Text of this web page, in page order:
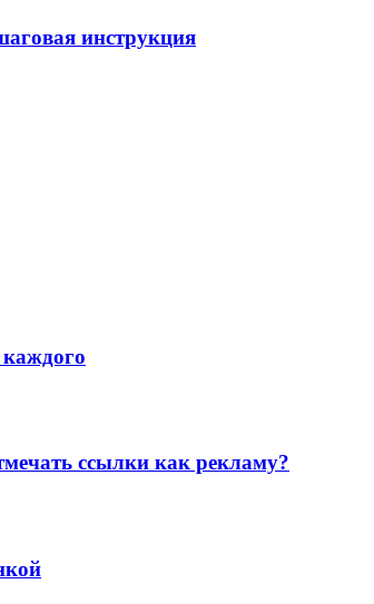
инструкция
ссылки как рекламу?